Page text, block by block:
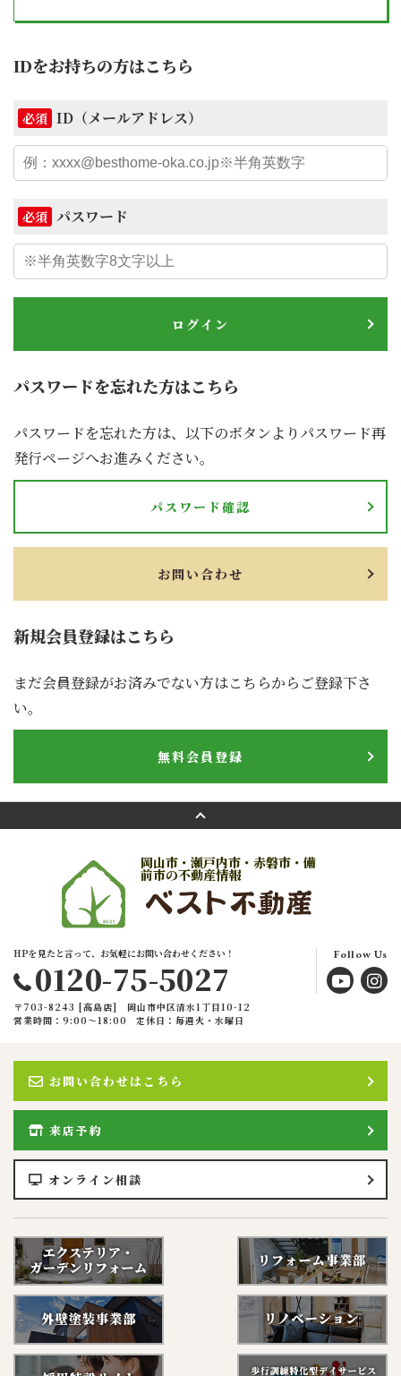
IDをお持ちの方はこちら
必須 ID（メールアドレス）
必須 パスワード
ログイン
新規会員登録はこちら
まだ会員登録がお済みでない方はこちらからご登録下さ
い。
無料会員登録
パスワードを忘れた方はこちら
パスワードを忘れた方は、以下のボタンよりパスワード再
発行ページへお進みください。
パスワード確認
お問い合わせ
岡山市・瀬戸内市・赤磐市・備
前市の不動産情報
HPを見たと言って、お気軽にお問い合わせください！
0120-75-5027
Follow Us
〒703-8243 [高島店] 岡山市中区清水1丁目10-12
営業時間：9:00〜18:00
定休日：毎週火・水曜日
お問い合わせはこちら
来店予約
オンライン相談